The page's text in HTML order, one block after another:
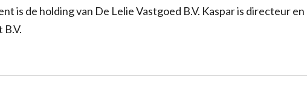
is de holding van De Lelie Vastgoed B.V. Kaspar is directeur en